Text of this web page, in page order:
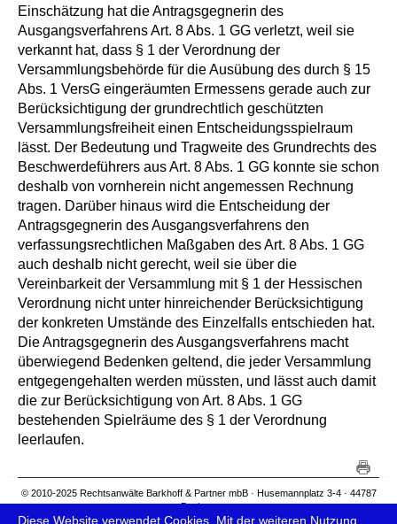
Einschätzung hat die Antragsgegnerin des
Ausgangsverfahrens Art. 8 Abs. 1 GG verletzt, weil sie
verkannt hat, dass § 1 der Verordnung der
Versammlungsbehörde für die Ausübung des durch § 15
Abs. 1 VersG eingeräumten Ermessens gerade auch zur
Berücksichtigung der grundrechtlich geschützten
Versammlungsfreiheit einen Entscheidungsspielraum
lässt. Der Bedeutung und Tragweite des Grundrechts des
Beschwerdeführers aus Art. 8 Abs. 1 GG konnte sie schon
deshalb von vornherein nicht angemessen Rechnung
tragen. Darüber hinaus wird die Entscheidung der
Antragsgegnerin des Ausgangsverfahrens den
verfassungsrechtlichen Maßgaben des Art. 8 Abs. 1 GG
auch deshalb nicht gerecht, weil sie über die
Vereinbarkeit der Versammlung mit § 1 der Hessischen
Verordnung nicht unter hinreichender Berücksichtigung
der konkreten Umstände des Einzelfalls entschieden hat.
Die Antragsgegnerin des Ausgangsverfahrens macht
überwiegend Bedenken geltend, die jeder Versammlung
entgegengehalten werden müssten, und lässt auch damit
die zur Berücksichtigung von Art. 8 Abs. 1 GG
bestehenden Spielräume des § 1 der Verordnung
leerlaufen.
© 2010-2025 Rechtsanwälte Barkhoff & Partner mbB · Husemannplatz 3-4 · 44787
Bochum
Telefon: 0234 - 610600 · Fax: 0234 - 6106029
Diese Website verwendet Cookies. Mit der weiteren Nutzung